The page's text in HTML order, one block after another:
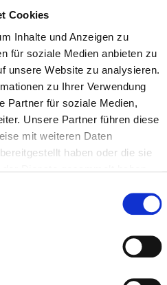
Cookies
Inhalte und Anzeigen zu
für soziale Medien anbieten zu
unsere Website zu analysieren.
zu Ihrer Verwendung
Partner für soziale Medien,
Unsere Partner führen diese
mit weiteren Daten
haben oder die sie
unserer Hautarztpraxis in
Sprechstunde statt.
einen Termin!
in der